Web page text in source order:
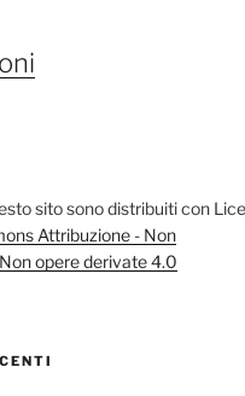
sito sono distribuiti con
Attribuzione - Non
opere derivate 4.0